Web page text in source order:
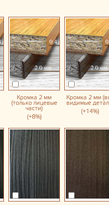
Кромка 2 мм
(только лицевые
части)
(+8%)
Кромка 2 мм
видимые
(+14%)